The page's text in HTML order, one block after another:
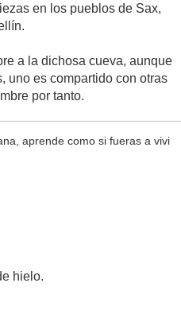
en los pueblos de Sax,
a la dichosa cueva, aunque
uno es compartido con otras
por tanto.
aprende como si fueras a vivi
hielo.